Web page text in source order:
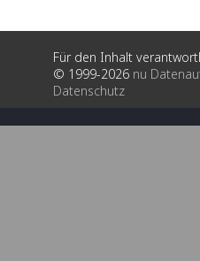
Für den Inhalt
© 1999-2026 nu
Datenschutz